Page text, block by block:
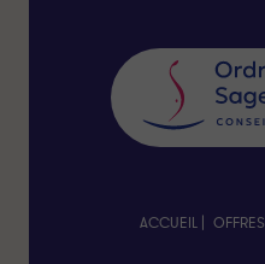
ACCUEIL | OFFRES